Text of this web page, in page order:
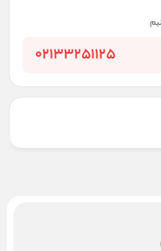
02133251125